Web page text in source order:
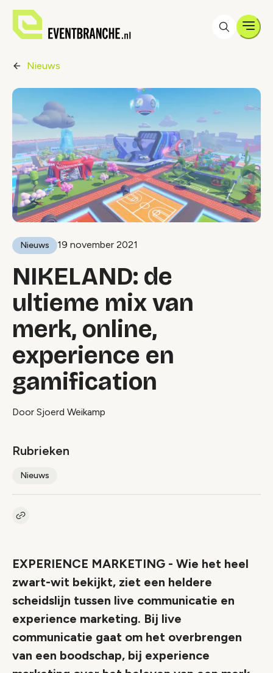
Nieuws
Nieuws 19 november 2021
NIKELAND: de
ultieme mix van
merk, online,
experience en
gamification
Door Sjoerd Weikamp
Rubrieken
Nieuws
Kopieer link naar artikel
EXPERIENCE MARKETING - Wie het heel
zwart-wit bekijkt, ziet een heldere
scheidslijn tussen live communicatie en
experience marketing. Bij live
communicatie gaat om het overbrengen
van een boodschap, bij experience